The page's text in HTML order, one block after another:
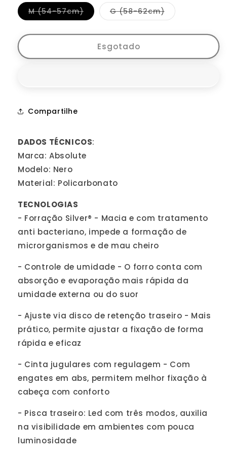
indisponível
preto
indisponível
musgo
indisponível
ou
indisponível
branco
ou
indisponível
ou M (54-57cm)Variante
esgotada
indisponível
G (58-62cm)Variante
esgotada
indisponível
Esgotado
Compartilhe
DADOS TÉCNICOS:
Marca: Absolute
Modelo: Nero
Material: Policarbonato
TECNOLOGIAS
- Forração Silver® - Macia e com tratamento
anti bacteriano, impede a formação de
microrganismos e de mau cheiro
- Controle de umidade - O forro conta com
absorção e evaporação mais rápida da
umidade externa ou do suor
- Ajuste via disco de retenção traseiro - Mais
prático, permite ajustar a fixação de forma
rápida e eficaz
- Cinta jugulares com regulagem - Com
engates em abs, permitem melhor fixação à
cabeça com conforto
- Pisca traseiro: Led com três modos, auxilia
na visibilidade em ambientes com pouca
luminosidade